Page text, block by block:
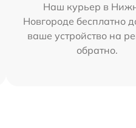
Наш курьер в
Новгороде бесплатно
ваше устройство на
обратно.